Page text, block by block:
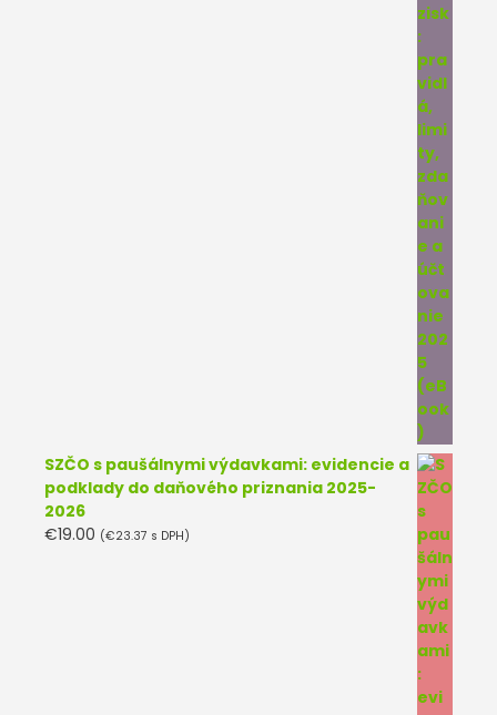
SZČO s paušálnymi výdavkami: evidencie a
podklady do daňového priznania 2025-
2026
€19.00 (€23.37 s DPH)